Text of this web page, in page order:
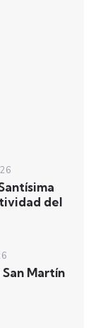
del
Martín